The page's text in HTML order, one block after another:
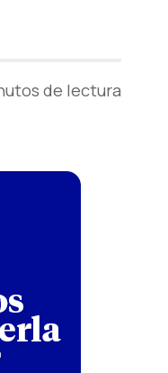
de lectura